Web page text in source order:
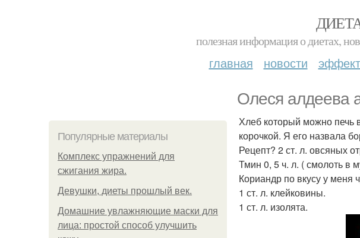
полезная информация о диетах,
главная новости
Олеся алдеева
Популярные материалы
Комплекс упражнений для
сжигания жира.
Девушки, диеты прошлый век.
Домашние увлажняющие маски для
лица: простой способ улучшить
Хлеб который можно печь
корочкой. Я его назвала
Рецепт? 2 ст. л. овсяных
Тмин 0, 5 ч. л. ( смолоть в
Кориандр по вкусу у меня
1 ст. л. клейковины.
1 ст. л. изолята.